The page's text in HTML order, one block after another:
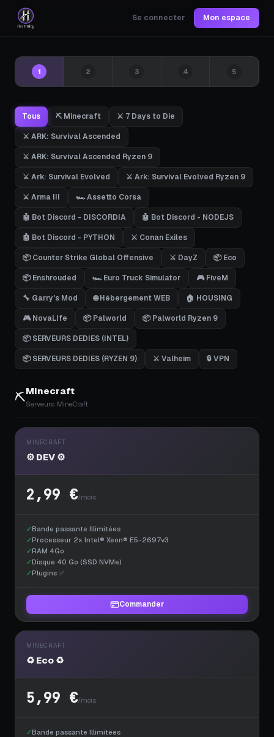
Se connecter Mon espace
1 2 3 4 5
Tous ⛏️ Minecraft ⚔️ 7 Days to Die
⚔️ ARK: Survival Ascended
⚔️ ARK: Survival Ascended Ryzen 9
⚔️ Ark: Survival Evolved ⚔️ Ark: Survival Evolved Ryzen 9
⚔️ Arma III 🏎️ Assetto Corsa
🤖 Bot Discord - DISCORDIA 🤖 Bot Discord - NODEJS
🤖 Bot Discord - PYTHON ⚔️ Conan Exiles
📦 Counter Strike Global Offensive ⚔️ DayZ 📦 Eco
📦 Enshrouded 🏎️ Euro Truck Simulator 🎮 FiveM
🔧 Garry's Mod 🌐 Hébergement WEB 🏠 HOUSING
🎮 NovaLIfe 📦 Palworld 📦 Palworld Ryzen 9
📦 SERVEURS DEDIES (INTEL)
📦 SERVEURS DEDIES (RYZEN 9) ⚔️ Valheim 🔒 VPN
⛏️Minecraft
Serveurs MineCraft
MINECRAFT
⚙️ DEV ⚙️
2,99 €/mois
✓Bande passante Illimitées
✓Processeur 2x Intel® Xeon® E5-2697v3
✓RAM 4Go
✓Disque 40 Go (SSD NVMe)
✓Plugins ✅
Commander
MINECRAFT
♻️ Eco ♻️
5,99 €/mois
✓Bande passante Illimitées